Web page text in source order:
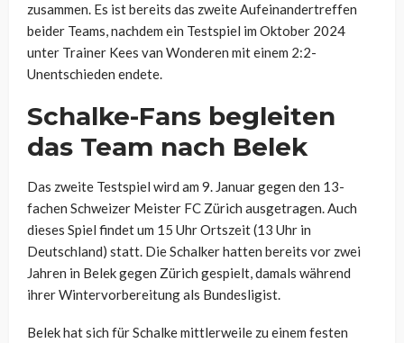
zusammen. Es ist bereits das zweite Aufeinandertreffen
beider Teams, nachdem ein Testspiel im Oktober 2024
unter Trainer Kees van Wonderen mit einem 2:2-
Unentschieden endete.
Schalke-Fans begleiten
das Team nach Belek
Das zweite Testspiel wird am 9. Januar gegen den 13-
fachen Schweizer Meister FC Zürich ausgetragen. Auch
dieses Spiel findet um 15 Uhr Ortszeit (13 Uhr in
Deutschland) statt. Die Schalker hatten bereits vor zwei
Jahren in Belek gegen Zürich gespielt, damals während
ihrer Wintervorbereitung als Bundesligist.
Belek hat sich für Schalke mittlerweile zu einem festen